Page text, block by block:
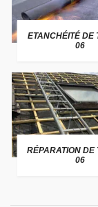
ETANCHÉITÉ DE
06
RÉPARATION DE
06